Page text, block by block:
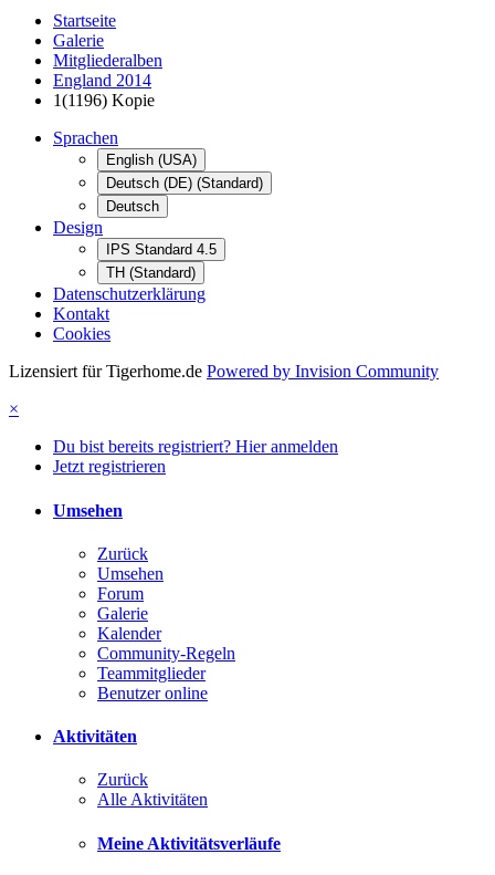
Startseite
Galerie
Mitgliederalben
England 2014
1(1196) Kopie
Sprachen
English (USA)
Deutsch (DE) (Standard)
Deutsch
Design
IPS Standard 4.5
TH (Standard)
Datenschutzerklärung
Kontakt
Cookies
Lizensiert für Tigerhome.de Powered by Invision Community
×
Du bist bereits registriert? Hier anmelden
Jetzt registrieren
Umsehen
Zurück
Umsehen
Forum
Galerie
Kalender
Community-Regeln
Teammitglieder
Benutzer online
Aktivitäten
Zurück
Alle Aktivitäten
Meine Aktivitätsverläufe